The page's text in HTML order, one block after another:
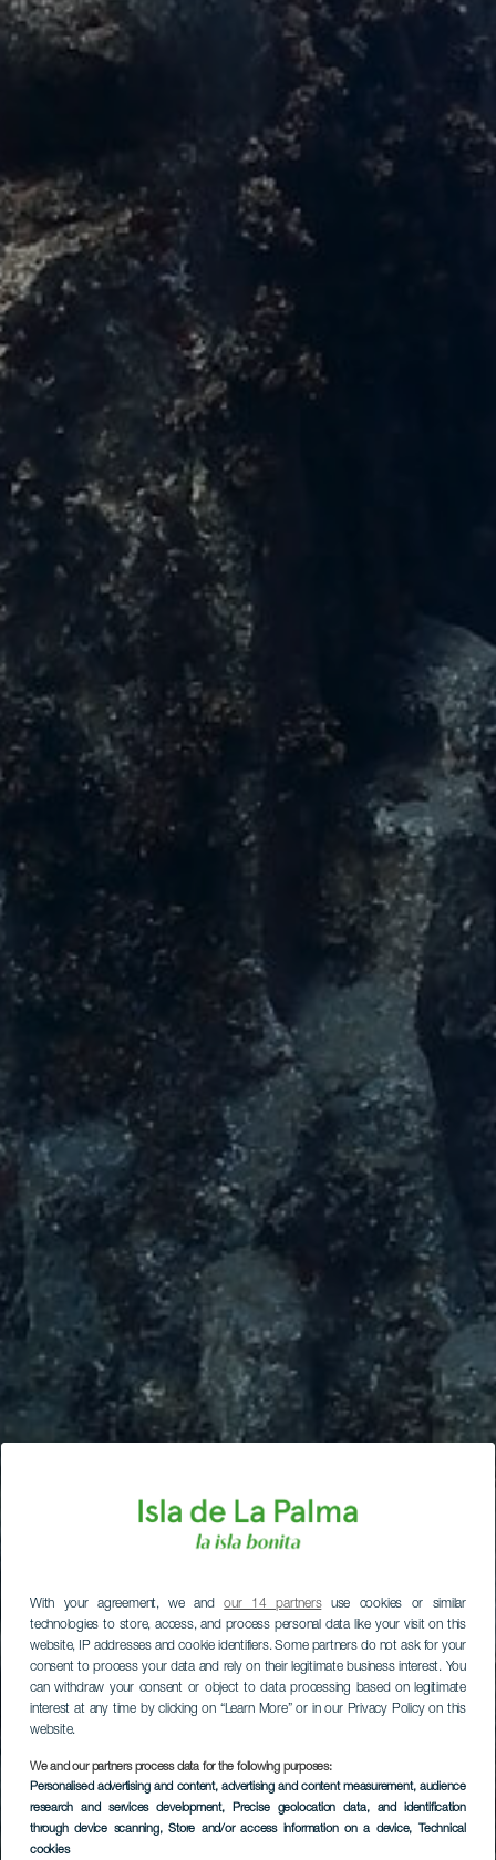
With your agreement, we andour 14 partnersuse cookies or similar
technologies to store, access, and process personal data like your visit on this
website, IP addresses and cookie identifiers. Some partners do not ask for your
consent to process your data and rely on their legitimate business interest. You
can withdraw your consent or object to data processing based on legitimate
interest at any time by clicking on “Learn More” or in our Privacy Policy on this
website.
We and our partners process data for the following purposes:
Personalised advertising and content, advertising and content measurement, audience
research and services development, Precise geolocation data, and identification
through device scanning, Store and/or access information on a device, Technical
cookies